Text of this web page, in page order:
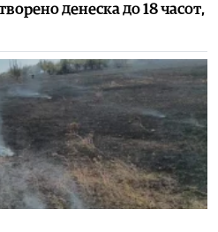
денеска до 18 часот,